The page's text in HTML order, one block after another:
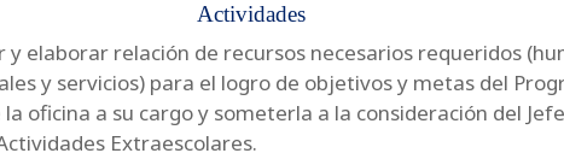
Actividades
y elaborar relación de recursos necesarios requeridos
y servicios) para el logro de objetivos y metas del
oficina a su cargo y someterla a la consideración del
Extraescolares.